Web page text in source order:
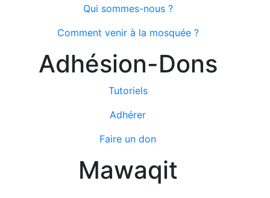
Qui sommes-nous ?
Comment venir à la mosquée ?
Adhésion-Dons
Tutoriels
Adhérer
Faire un don
Mawaqit